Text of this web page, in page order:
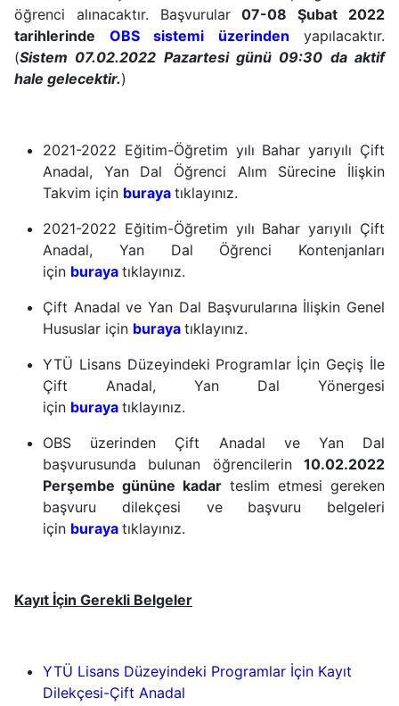
öğrenci alınacaktır. Başvurular07-08 Şubat 2022
tarihlerinde OBS sistemi üzerinden yapılacaktır.
(Sistem 07.02.2022 Pazartesi günü 09:30 da aktif
hale gelecektir.)
2021-2022 Eğitim-Öğretim yılı Bahar yarıyılı Çift
Anadal, Yan Dal Öğrenci Alım Sürecine İlişkin
Takvim için buraya tıklayınız.
2021-2022 Eğitim-Öğretim yılı Bahar yarıyılı Çift
Anadal, Yan Dal Öğrenci Kontenjanları
için buraya tıklayınız.
Çift Anadal ve Yan Dal Başvurularına İlişkin Genel
Hususlar için buraya tıklayınız.
YTÜ Lisans Düzeyindeki Programlar İçin Geçiş İle
Çift Anadal, Yan Dal Yönergesi
için buraya tıklayınız.
OBS üzerinden Çift Anadal ve Yan Dal
başvurusunda bulunan öğrencilerin 10.02.2022
Perşembe gününe kadar teslim etmesi gereken
başvuru dilekçesi ve başvuru belgeleri
için buraya tıklayınız.
Kayıt İçin Gerekli Belgeler
YTÜ Lisans Düzeyindeki Programlar İçin Kayıt
Dilekçesi-Çift Anadal